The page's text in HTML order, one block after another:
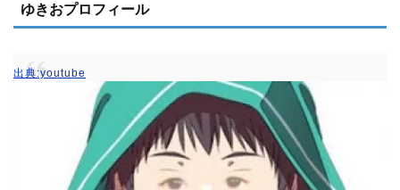
ゆきおプロフィール
出典:youtube